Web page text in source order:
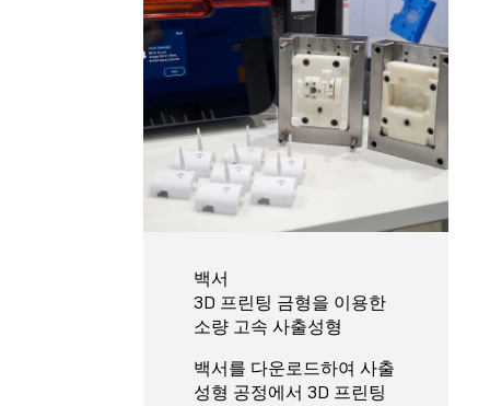
백서
3D 프린팅 금형을 이용한
소량 고속 사출성형
백서를 다운로드하여 사출
성형 공정에서 3D 프린팅